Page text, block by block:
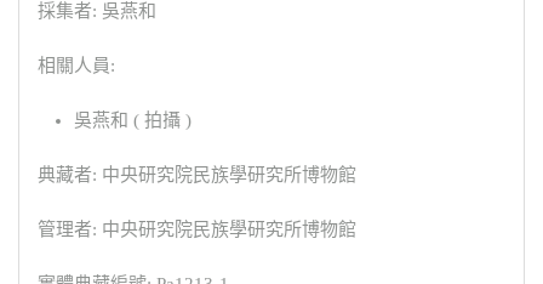
採集者: 吳燕和
相關人員:
吳燕和 ( 拍攝 )
典藏者: 中央研究院民族學研究所博物館
管理者: 中央研究院民族學研究所博物館